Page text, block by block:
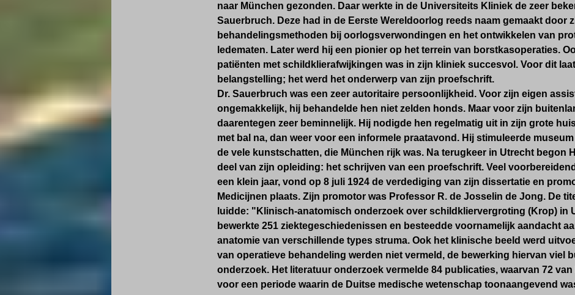
naar München gezonden. Daar werkte in de Universiteits Kliniek de zeer
Sauerbruch. Deze had in de Eerste Wereldoorlog reeds naam gemaakt door
behandelingsmethoden bij oorlogsverwondingen en het ontwikkelen van
ledematen. Later werd hij een pionier op het terrein van borstkasoperaties.
patiënten met schildklierafwijkingen was in zijn kliniek succesvol. Voor dit
belangstelling; het werd het onderwerp van zijn proefschrift.
Dr. Sauerbruch was een zeer autoritaire persoonlijkheid. Voor zijn eigen
ongemakkelijk, hij behandelde hen niet zelden honds. Maar voor zijn
daarentegen zeer beminnelijk. Hij nodigde hen regelmatig uit in zijn grote
met bal na, dan weer voor een informele praatavond. Hij stimuleerde
de vele kunstschatten, die München rijk was. Na terugkeer in Utrecht begon
deel van zijn opleiding: het schrijven van een proefschrift. Veel
een klein jaar, vond op 8 juli 1924 de verdediging van zijn dissertatie en
Medicijnen plaats. Zijn promotor was Professor R. de Josselin de Jong. De
luidde: "Klinisch-anatomisch onderzoek over schildkliervergroting (Krop) in
bewerkte 251 ziektegeschiedenissen en besteedde voornamelijk aandacht
anatomie van verschillende types struma. Ook het klinische beeld werd
van operatieve behandeling werden niet vermeld, de bewerking hiervan viel
onderzoek. Het literatuur onderzoek vermelde 84 publicaties, waarvan 72
voor een periode waarin de Duitse medische wetenschap toonaangevend